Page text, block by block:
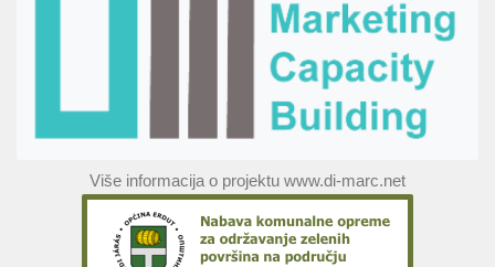
Više informacija o projektu www.di-marc.net